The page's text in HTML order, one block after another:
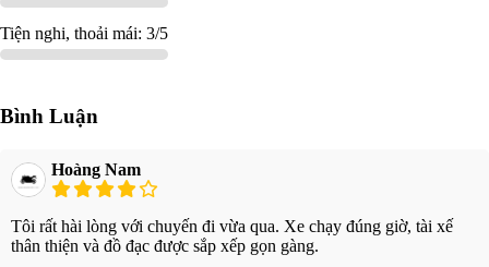
Tiện nghi, thoải mái: 3/5
Bình Luận
Hoàng Nam
Tôi rất hài lòng với chuyến đi vừa qua. Xe chạy đúng giờ, tài xế
thân thiện và đồ đạc được sắp xếp gọn gàng.